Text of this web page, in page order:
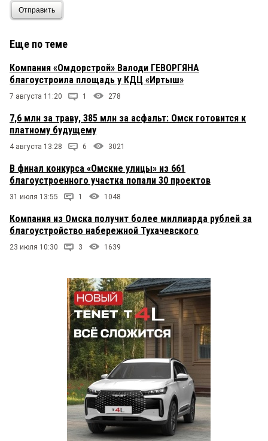
Отправить
Еще по теме
Компания «Омдорстрой» Валоди ГЕВОРГЯНА
благоустроила площадь у КДЦ «Иртыш»
7 августа 11:20 1 278
7,6 млн за траву, 385 млн за асфальт: Омск готовится к
платному будущему
4 августа 13:28 6 3021
В финал конкурса «Омские улицы» из 661
благоустроенного участка попали 30 проектов
31 июля 13:55 1 1048
Компания из Омска получит более миллиарда рублей за
благоустройство набережной Тухачевского
23 июля 10:30 3 1639